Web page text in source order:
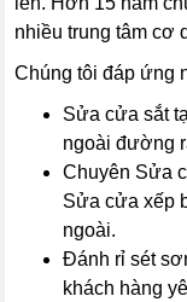
nhiều trung tâm cơ
Chúng tôi đáp ứng
Sửa cửa sắt
ngoài đường
Chuyên Sửa
Sửa cửa xếp
ngoài.
Đánh rỉ sét
khách hàng